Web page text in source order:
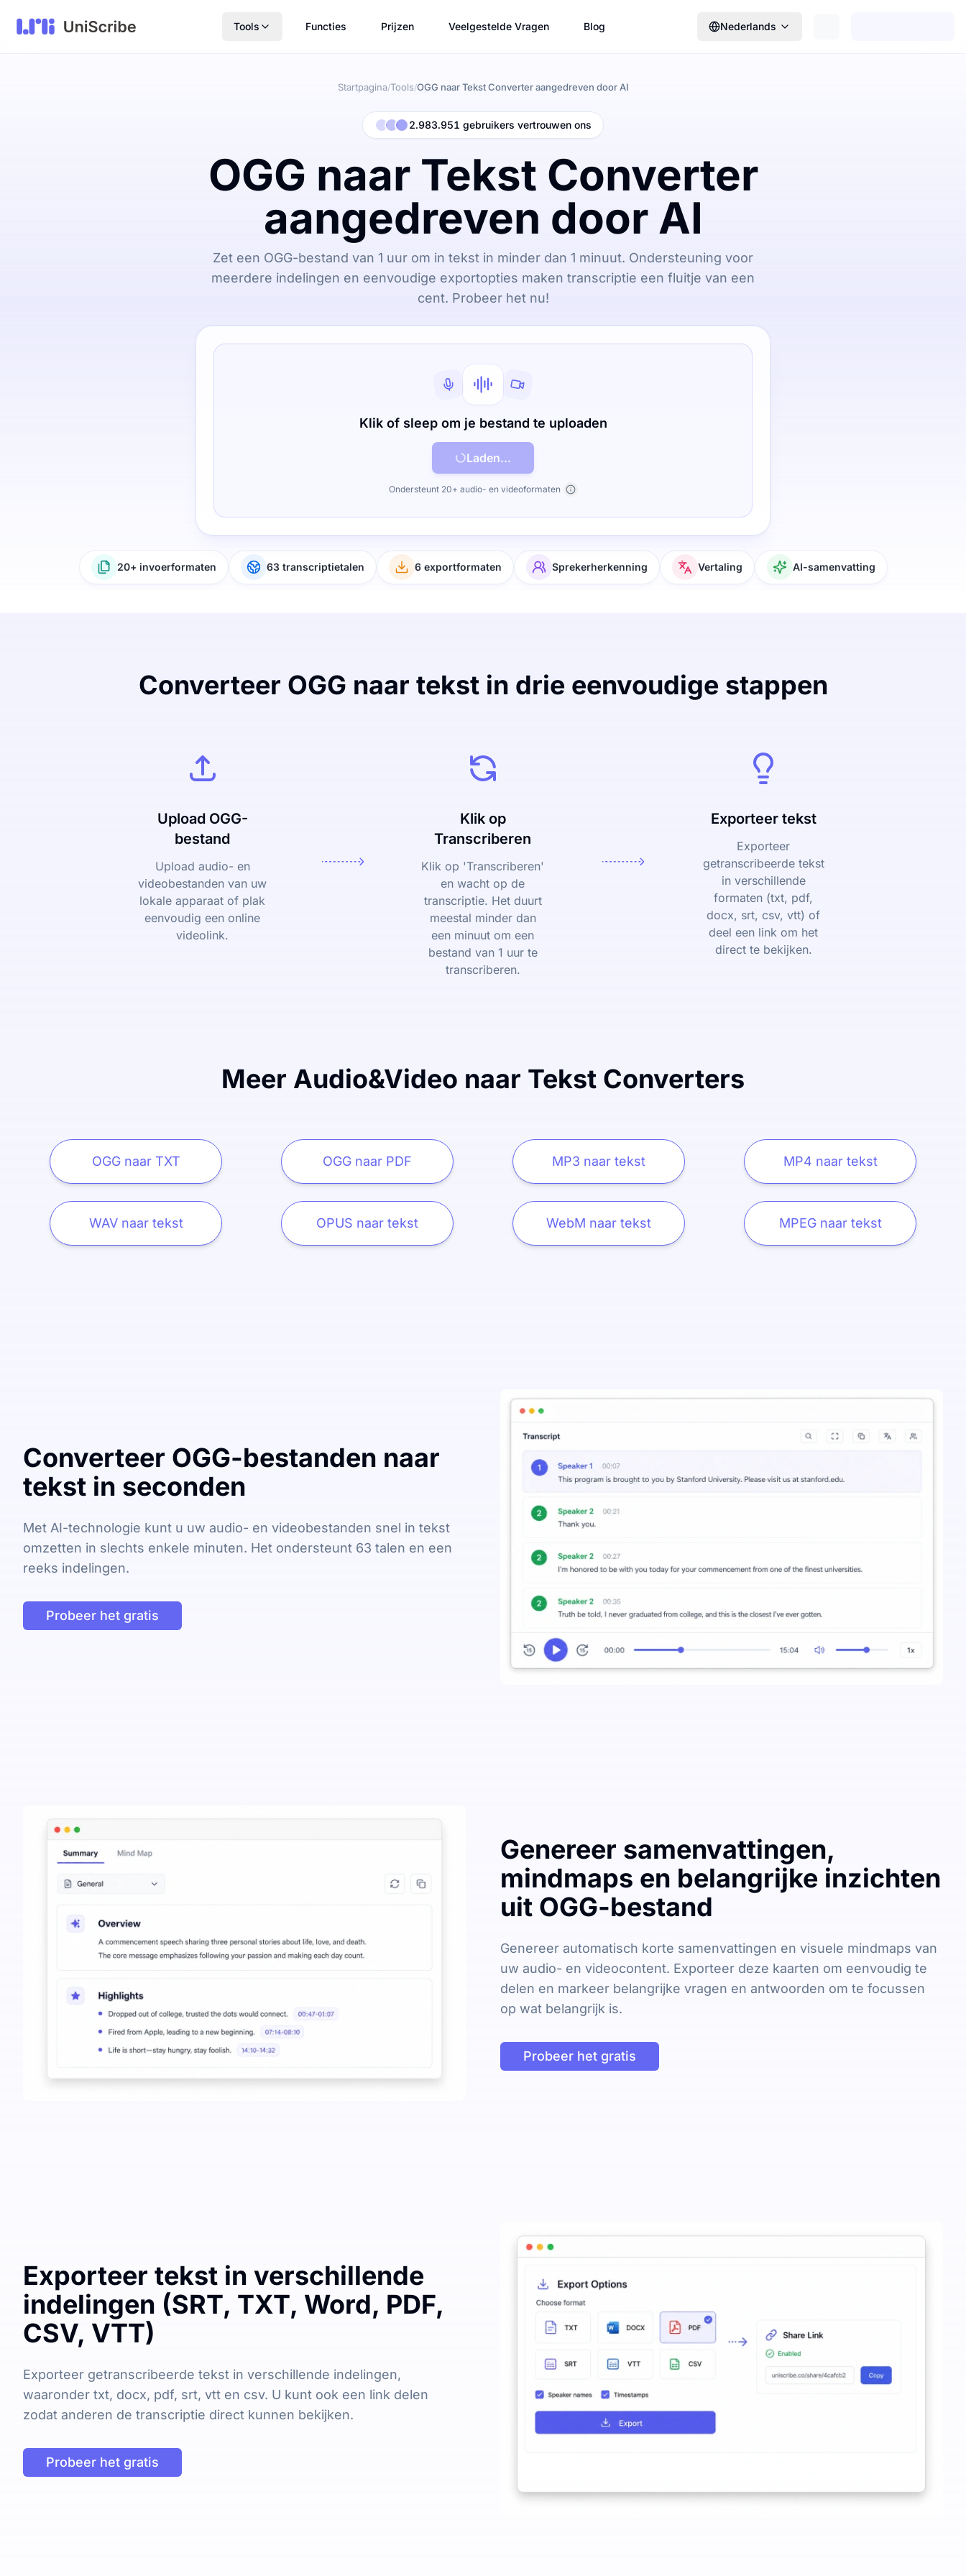
Tools Functies Prijzen Veelgestelde Vragen Blog Nederlands
Startpagina/Tools/OGG naar Tekst Converter aangedreven door AI
2.983.951 gebruikers vertrouwen ons
OGG naar Tekst Converter
aangedreven door AI
Zet een OGG-bestand van 1 uur om in tekst in minder dan 1 minuut. Ondersteuning voor
meerdere indelingen en eenvoudige exportopties maken transcriptie een fluitje van een
cent. Probeer het nu!
Klik of sleep om je bestand te uploaden
Laden...
Ondersteunt 20+ audio- en videoformaten
20+ invoerformaten 63 transcriptietalen 6 exportformaten Sprekerherkenning Vertaling AI-samenvatting
Converteer OGG naar tekst in drie eenvoudige stappen
Upload OGG-
bestand
Upload audio- en
videobestanden van uw
lokale apparaat of plak
eenvoudig een online
videolink.
Klik op
Transcriberen
Klik op 'Transcriberen'
en wacht op de
transcriptie. Het duurt
meestal minder dan
een minuut om een
bestand van 1 uur te
transcriberen.
Exporteer tekst
Exporteer
getranscribeerde tekst
in verschillende
formaten (txt, pdf,
docx, srt, csv, vtt) of
deel een link om het
direct te bekijken.
Meer Audio&Video naar Tekst Converters
OGG naar TXT OGG naar PDF MP3 naar tekst MP4 naar tekst
WAV naar tekst OPUS naar tekst WebM naar tekst MPEG naar tekst
Converteer OGG-bestanden naar
tekst in seconden
Met AI-technologie kunt u uw audio- en videobestanden snel in tekst
omzetten in slechts enkele minuten. Het ondersteunt 63 talen en een
reeks indelingen.
Probeer het gratis
Genereer samenvattingen,
mindmaps en belangrijke inzichten
uit OGG-bestand
Genereer automatisch korte samenvattingen en visuele mindmaps van
uw audio- en videocontent. Exporteer deze kaarten om eenvoudig te
delen en markeer belangrijke vragen en antwoorden om te focussen
op wat belangrijk is.
Probeer het gratis
Exporteer tekst in verschillende
indelingen (SRT, TXT, Word, PDF,
CSV, VTT)
Exporteer getranscribeerde tekst in verschillende indelingen,
waaronder txt, docx, pdf, srt, vtt en csv. U kunt ook een link delen
zodat anderen de transcriptie direct kunnen bekijken.
Probeer het gratis